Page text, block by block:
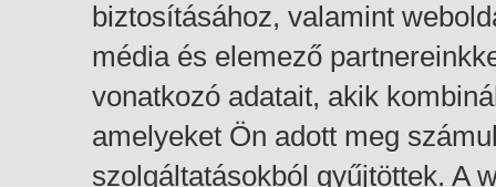
biztosításához, valamint
média és elemező
vonatkozó adatait, akik
amelyeket Ön adott meg
szolgáltatásokból gyűjtöttek. A